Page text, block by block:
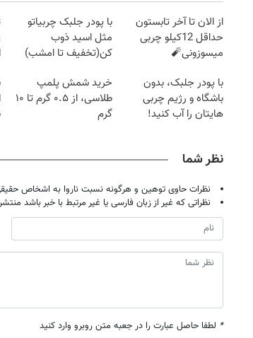
از الان تا آخر تابستون
حداقل 12کیلو چربی
میسوزونی🧨
با پودر جلبک چربیاتو
مثل اسید ذوب
کن(تخفیف تا امشب)
با پودر جلبک، بدون
باشگاه و رژیم چربی
هایتان را آب کنید!
خرید شمش پلمپ
طلاسی، از ۰.۵ گرم تا ۱۰
گرم
نظر شما
نظرات حاوی توهین و هرگونه نسبت ناروا به اشخاص
نظراتی که غیر از زبان فارسی یا غیر مرتبط با خبر باشد
* لطفا حاصل عبارت را در جعبه متن روبرو وارد کنید